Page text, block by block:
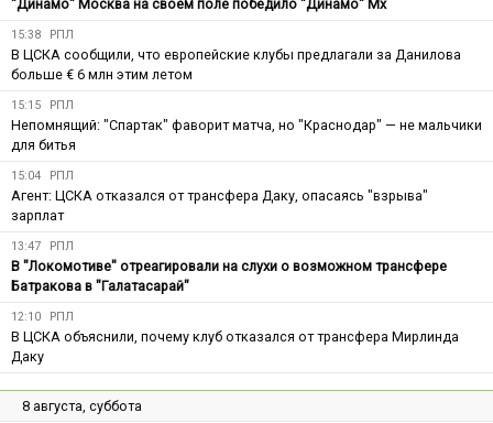
"Динамо" Москва на своем поле победило "Динамо" Мх
15:38 РПЛ
В ЦСКА сообщили, что европейские клубы предлагали за Данилова
больше € 6 млн этим летом
15:15 РПЛ
Непомнящий: "Спартак" фаворит матча, но "Краснодар" — не мальчики
для битья
15:04 РПЛ
Агент: ЦСКА отказался от трансфера Даку, опасаясь "взрыва"
зарплат
13:47 РПЛ
В "Локомотиве" отреагировали на слухи о возможном трансфере
Батракова в "Галатасарай"
12:10 РПЛ
В ЦСКА объяснили, почему клуб отказался от трансфера Мирлинда
Даку
8 августа, суббота